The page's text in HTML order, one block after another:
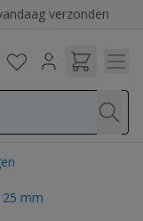
verzonden
25 mm